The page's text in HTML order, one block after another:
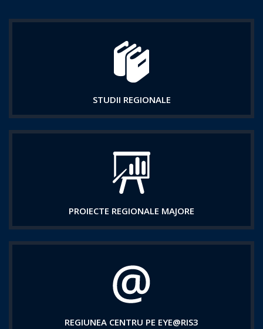
STUDII REGIONALE
PROIECTE REGIONALE MAJORE
REGIUNEA CENTRU PE EYE@RIS3